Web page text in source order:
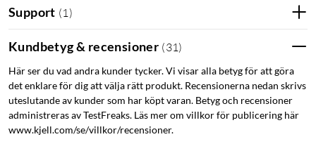
Support (1 )
Kundbetyg & recensioner (31 )
Här ser du vad andra kunder tycker. Vi visar alla betyg för att göra
det enklare för dig att välja rätt produkt. Recensionerna nedan skrivs
uteslutande av kunder som har köpt varan. Betyg och recensioner
administreras av TestFreaks. Läs mer om villkor för publicering här
www.kjell.com/se/villkor/recensioner.